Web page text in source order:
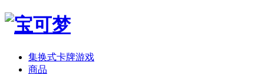
集换式卡牌游戏
商品